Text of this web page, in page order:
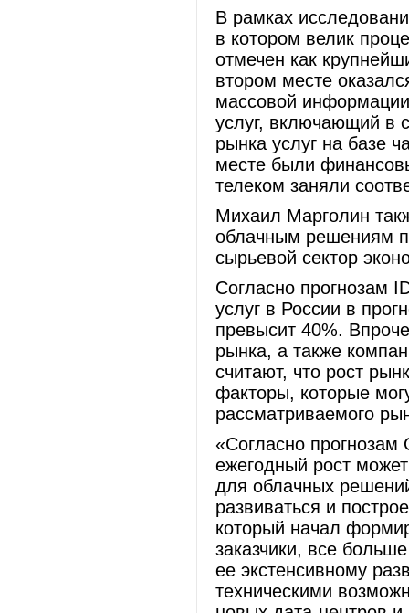
В рамках
в котором велик
отмечен как
втором месте
массовой
услуг, включающий в
рынка услуг на базе
месте были
телеком заняли
Михаил Марголин
облачным решениям
сырьевой сектор
Согласно прогнозам
услуг в России в
превысит 40%.
рынка, а также
считают, что рост
факторы, которые
рассматриваемого
«Согласно
ежегодный рост
для облачных
развиваться и
который начал
заказчики, все
ее экстенсивному
техническими